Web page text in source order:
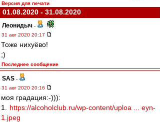
Версия для печати
01.08.2020 - 31.08.2020
Леонидыч -
31 авг 2020 20:17
Тоже нихуёво!
;)
Последнее сообщение
SAS -
31 авг 2020 20:16
моя градация:-))):
1.
https://alcoholclub.ru/wp-content/uploa ... eyn-
1.jpeg